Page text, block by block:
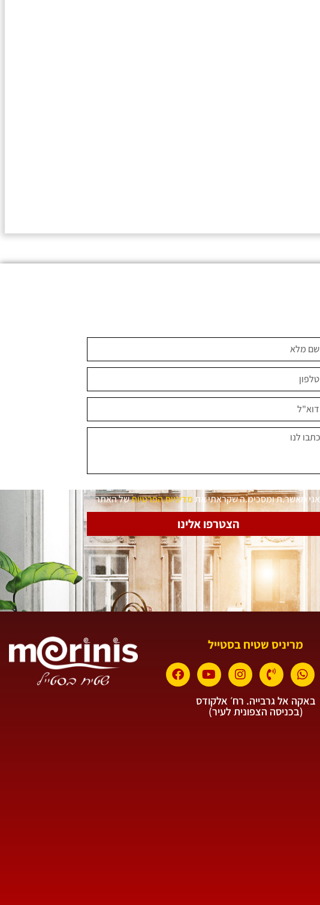
אני מאשר.ת ומסכימ.ה שקראתי את מדיניות הפרטיותשל האתר
הצטרפו אלינו
מריניס שטיח בסטייל
באקה אל גרבייה. רח׳ אלקודס
(בכניסה הצפונית לעיר)